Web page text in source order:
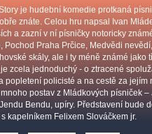
je hudební komedie protkaná
znáte. Celou hru napsal Ivan
a zazní v ní písničky notoricky
Pochod Praha Prčice, Medvědi
skály, ale i ty méně známé jako
zcela jednoduchý - o ztracené
popletení policisté a na cestě za jejím
postav z Mládkových písniček –
Bendu, upíry. Představení bude
kapelníkem Felixem Slováčkem jr.